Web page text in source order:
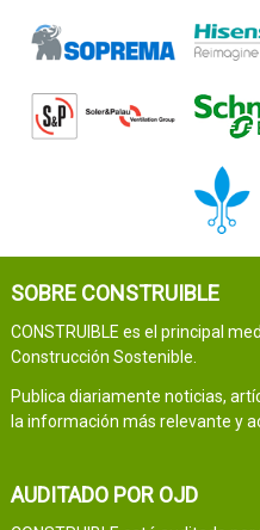
SOBRE CONSTRUIBLE
CONSTRUIBLE es el principal
Construcción Sostenible.
Publica diariamente noticias,
la información más relevante y
AUDITADO POR OJD